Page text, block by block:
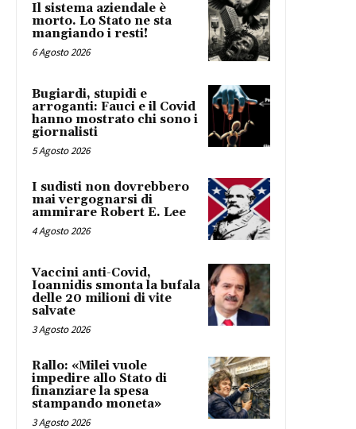
Il sistema aziendale è
morto. Lo Stato ne sta
mangiando i resti!
6 Agosto 2026
Bugiardi, stupidi e
arroganti: Fauci e il Covid
hanno mostrato chi sono i
giornalisti
5 Agosto 2026
I sudisti non dovrebbero
mai vergognarsi di
ammirare Robert E. Lee
4 Agosto 2026
Vaccini anti-Covid,
Ioannidis smonta la bufala
delle 20 milioni di vite
salvate
3 Agosto 2026
Rallo: «Milei vuole
impedire allo Stato di
finanziare la spesa
stampando moneta»
3 Agosto 2026